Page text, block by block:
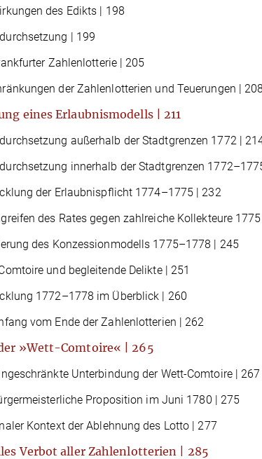
des Edikts | 198
| 199
Zahlenlotterie | 205
der Zahlenlotterien und Teuerungen | 208
eines Erlaubnismodells | 211
außerhalb der Stadtgrenzen 1772 |
innerhalb der Stadtgrenzen
der Erlaubnispﬂicht 1774–1775 | 232
des Rates gegen zahlreiche Kollekteure
des Konzessionmodells 1775–1778 | 245
und begleitende Delikte | 251
1772–1778 im Überblick | 260
vom Ende der Zahlenlotterien | 262
»Wett-Comtoire« | 265
Unterbindung der Wett-Comtoire | 267
Proposition im Juni 1780 | 275
Kontext der Ablehnung des Lotto | 277
Verbot aller Zahlenlotterien | 285